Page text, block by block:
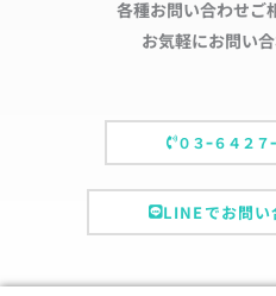
各種お問い合わせご
お気軽にお問い
０３ｰ６４２７
LINEでお問い